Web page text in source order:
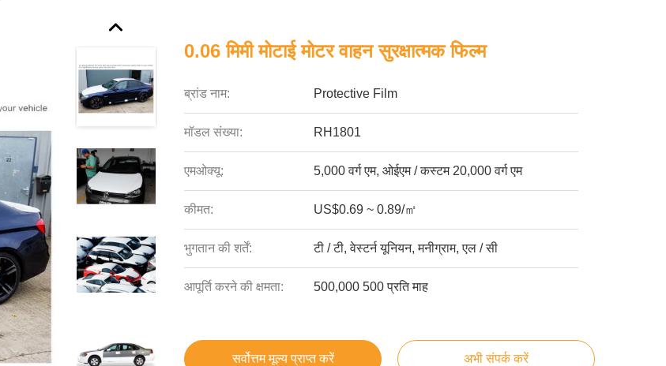
0.06 मिमी मोटाई मोटर वाहन सुरक्षात्मक फिल्म
ब्रांड नाम: Protective Film
मॉडल संख्या: RH1801
एमओक्यू: 5,000 वर्ग एम, ओईएम / कस्टम 20,000 वर्ग एम
कीमत: US$0.69 ~ 0.89/㎡
भुगतान की शर्तें: टी / टी, वेस्टर्न यूनियन, मनीग्राम, एल / सी
आपूर्ति करने की क्षमता: 500,000 500 प्रति माह
सर्वोत्तम मूल्य प्राप्त करें अभी संपर्क करें